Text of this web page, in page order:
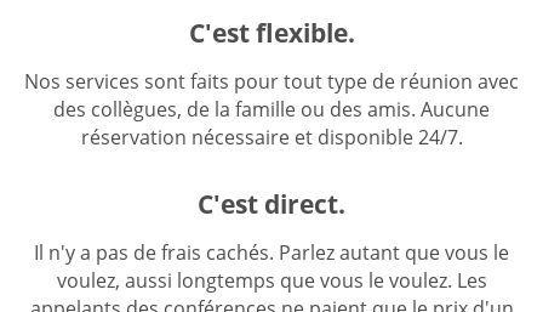
C'est flexible.
Nos services sont faits pour tout type de réunion avec
des collègues, de la famille ou des amis. Aucune
réservation nécessaire et disponible 24/7.
C'est direct.
Il n'y a pas de frais cachés. Parlez autant que vous le
voulez, aussi longtemps que vous le voulez. Les